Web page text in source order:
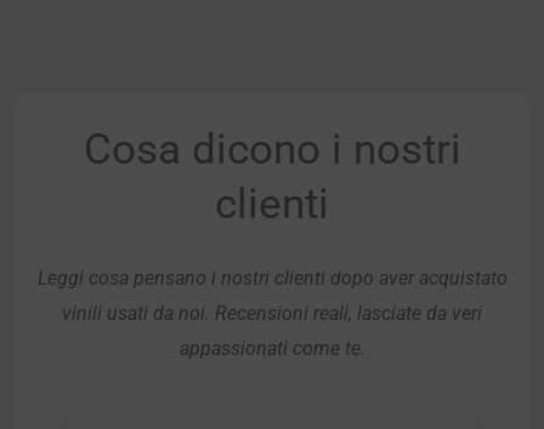
Cosa dicono i nostri
clienti
Leggi cosa pensano i nostri clienti dopo aver acquistato
vinili usati da noi. Recensioni reali, lasciate da veri
appassionati come te.